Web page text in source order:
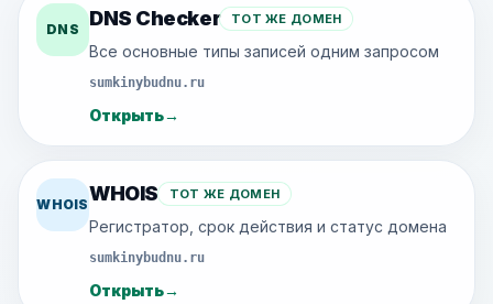
DNS DNS Checker ТОТ ЖЕ ДОМЕН
Все основные типы записей одним запросом
sumkinybudnu.ru
Открыть→
WHOISWHOIS ТОТ ЖЕ ДОМЕН
Регистратор, срок действия и статус домена
sumkinybudnu.ru
Открыть→